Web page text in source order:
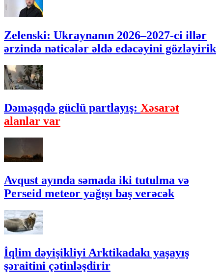
Zelenski: Ukraynanın 2026–2027-ci illər
ərzində nəticələr əldə edəcəyini gözləyirik
Dəməşqdə güclü partlayış: Xəsarət
alanlar var
Avqust ayında səmada iki tutulma və
Perseid meteor yağışı baş verəcək
İqlim dəyişikliyi Arktikadakı yaşayış
şəraitini çətinləşdirir